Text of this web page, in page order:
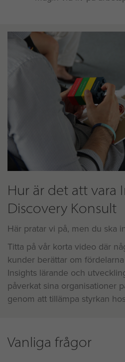
Hur är det att vara
Discovery Konsult
Här pratar vi på, men du ska
Titta på vår korta video där
kunder berättar om
Insights lärande och
påverkat sina organisationer
genom att tillämpa styrkan
Vanliga frågor